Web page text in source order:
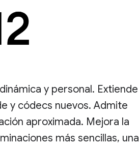
y personal. Extiende
y códecs nuevos. Admite
aproximada. Mejora la
más sencillas, una